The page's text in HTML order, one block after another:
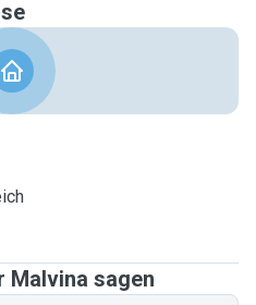
Malvina sagen